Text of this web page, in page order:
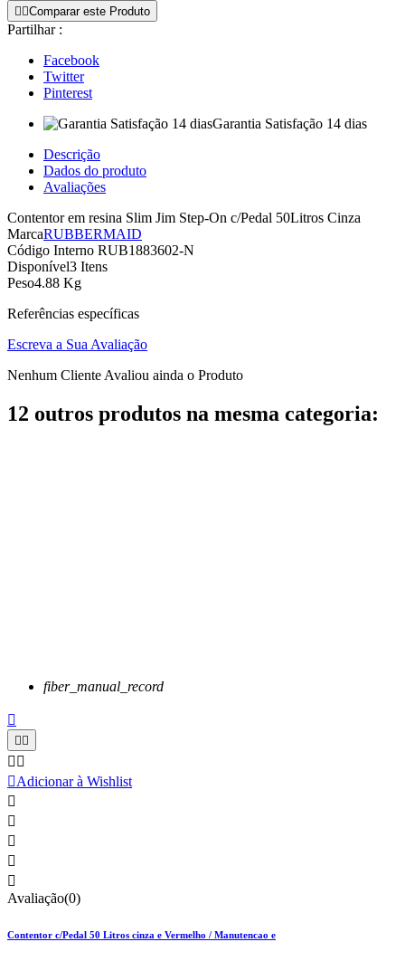
 Comparar este Produto
Partilhar :
Facebook
Twitter
Pinterest
Garantia Satisfação 14 dias
Descrição
Dados do produto
Avaliações
Contentor em resina Slim Jim Step-On c/Pedal 50Litros Cinza
MarcaRUBBERMAID
Código Interno RUB1883602-N
Disponível3 Itens
Peso4.88 Kg
Referências específicas
Escreva a Sua Avaliação
Nenhum Cliente Avaliou ainda o Produto
12 outros produtos na mesma categoria:
fiber_manual_record

 
 
Adicionar à Wishlist





Avaliação(0)
Contentor c/Pedal 50 Litros cinza e Vermelho / Manutencao e